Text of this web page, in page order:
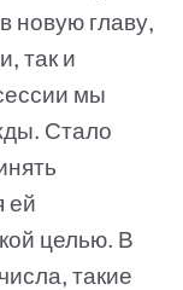
новую главу,
так и
мы
Стало
ей
целью. В
такие